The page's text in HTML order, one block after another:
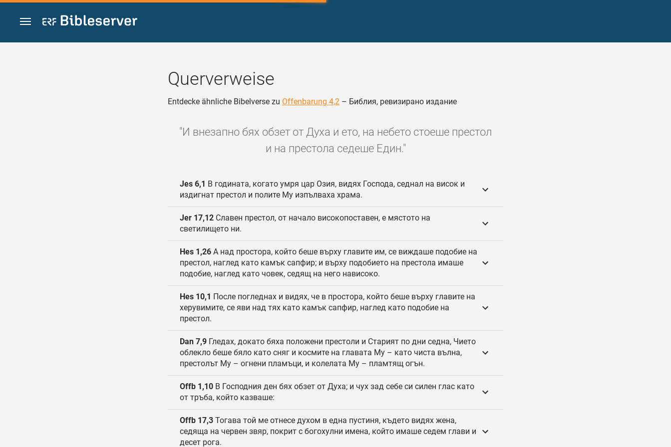
Zum Inhalt springen
Querverweise
Entdecke ähnliche Bibelverse zu Offenbarung 4,2 – Библия, ревизирано издание
"И внезапно бях обзет от Духа и ето, на небето стоеше престол
и на престола седеше Един."
Jes 6,1 В годината, когато умря цар Озия, видях Господа, седнал на висок и
издигнат престол и полите Му изпълваха храма.
Jer 17,12 Славен престол, от начало високопоставен, е мястото на
светилището ни.
Hes 1,26 А над простора, който беше върху главите им, се виждаше подобие на
престол, наглед като камък сапфир; и върху подобието на престола имаше
подобие, наглед като човек, седящ на него нависоко.
Hes 10,1 После погледнах и видях, че в простора, който беше върху главите на
херувимите, се яви над тях като камък сапфир, наглед като подобие на
престол.
Dan 7,9 Гледах, докато бяха положени престоли и Старият по дни седна, Чието
облекло беше бяло като сняг и космите на главата Му – като чиста вълна,
престолът Му – огнени пламъци, и колелата Му – пламтящ огън.
Offb 1,10 В Господния ден бях обзет от Духа; и чух зад себе си силен глас като
от тръба, който казваше:
Offb 17,3 Тогава той ме отнесе духом в една пустиня, където видях жена,
седяща на червен звяр, покрит с богохулни имена, който имаше седем глави и
десет рога.